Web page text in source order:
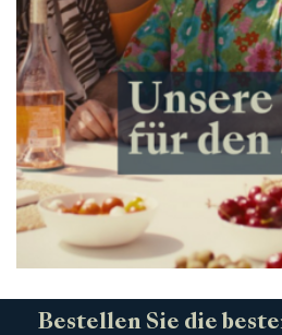
Bestellen Sie die